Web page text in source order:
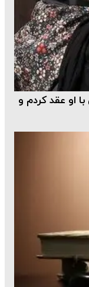
کردم چون در12 سالگی با او عقد کردم و